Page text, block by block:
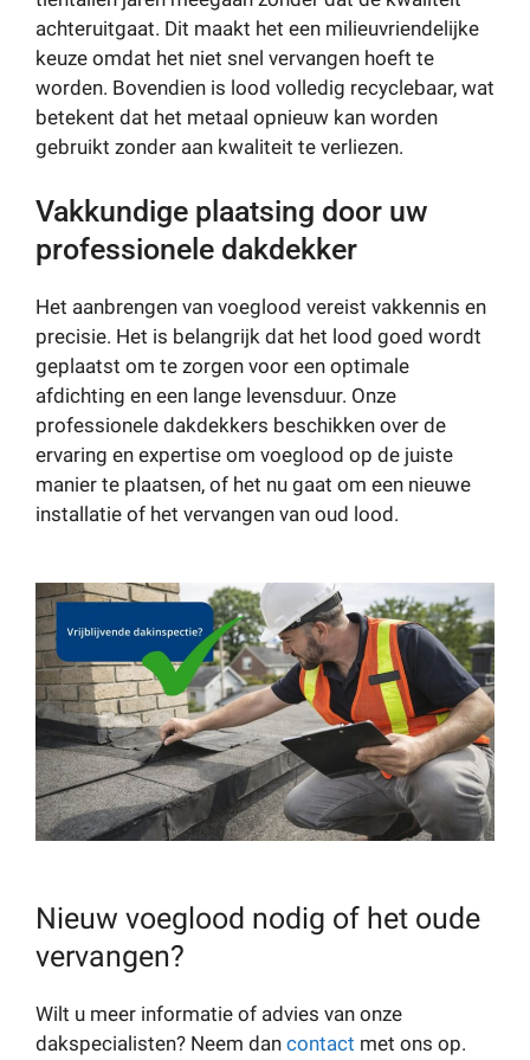
achteruitgaat. Dit maakt het een milieuvriendelijke
keuze omdat het niet snel vervangen hoeft te
worden. Bovendien is lood volledig recyclebaar, wat
betekent dat het metaal opnieuw kan worden
gebruikt zonder aan kwaliteit te verliezen.
Vakkundige plaatsing door uw
professionele dakdekker
Het aanbrengen van voeglood vereist vakkennis en
precisie. Het is belangrijk dat het lood goed wordt
geplaatst om te zorgen voor een optimale
afdichting en een lange levensduur. Onze
professionele dakdekkers beschikken over de
ervaring en expertise om voeglood op de juiste
manier te plaatsen, of het nu gaat om een nieuwe
installatie of het vervangen van oud lood.
Nieuw voeglood nodig of het oude
vervangen?
Wilt u meer informatie of advies van onze
dakspecialisten? Neem dan contact met ons op.